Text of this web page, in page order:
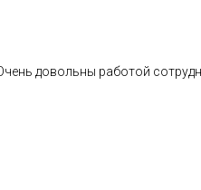
довольны работой